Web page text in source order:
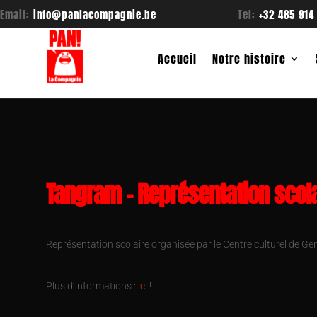
Email: info@panlacompagnie.be Tel: +32 485
Accueil Notre histoire
Tangram – Représentation
Représentation scolaire organisée par le Centre culturel de
Plus d’informations : ici !